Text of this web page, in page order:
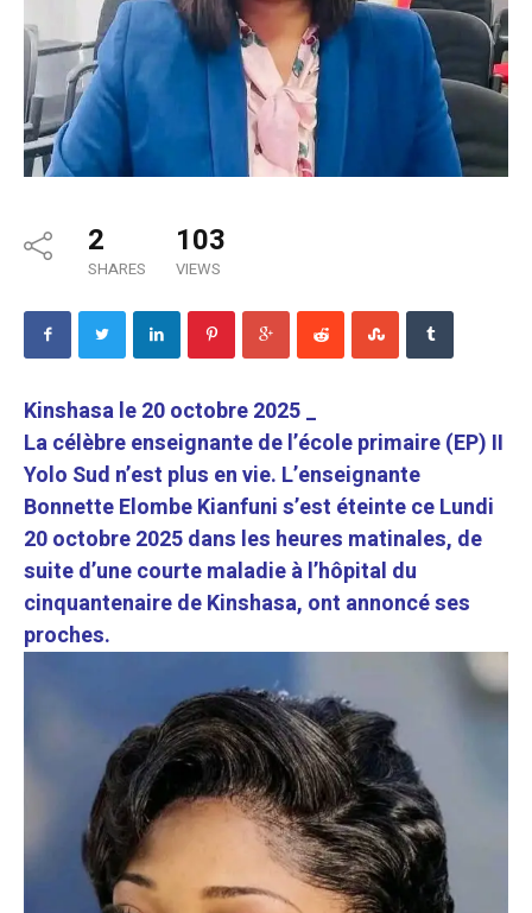
2
SHARES
103
VIEWS
Kinshasa le 20 octobre 2025 _
La célèbre enseignante de l’école primaire (EP) II
Yolo Sud n’est plus en vie. L’enseignante
Bonnette Elombe Kianfuni s’est éteinte ce Lundi
20 octobre 2025 dans les heures matinales, de
suite d’une courte maladie à l’hôpital du
cinquantenaire de Kinshasa, ont annoncé ses
proches.